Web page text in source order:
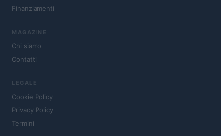
Finanziamenti
MAGAZINE
Chi siamo
Contatti
LEGALE
Cookie Policy
Privacy Policy
Termini